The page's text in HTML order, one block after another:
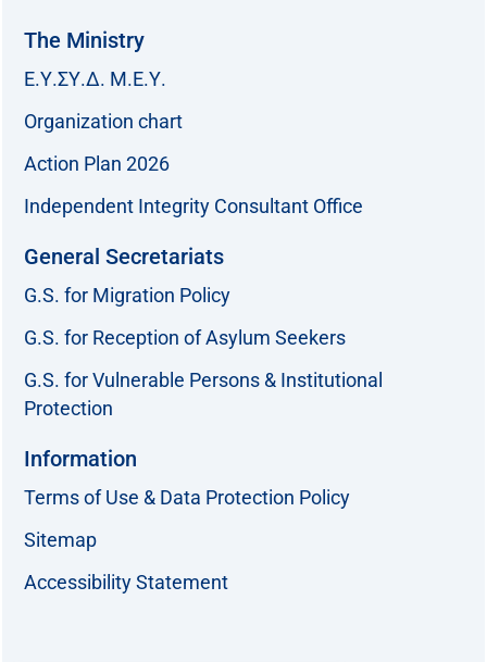
The Ministry
Ε.Υ.ΣΥ.Δ. Μ.Ε.Υ.
Organization chart
Action Plan 2026
Independent Integrity Consultant Office
General Secretariats
G.S. for Migration Policy
G.S. for Reception of Asylum Seekers
G.S. for Vulnerable Persons & Institutional
Protection
Information
Terms of Use & Data Protection Policy
Sitemap
Accessibility Statement